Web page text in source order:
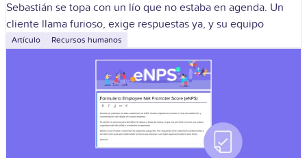
Sebastián se topa con un lío que no estaba en agenda. Un
cliente llama furioso, exige respuestas ya, y su equipo
Artículo Recursos humanos